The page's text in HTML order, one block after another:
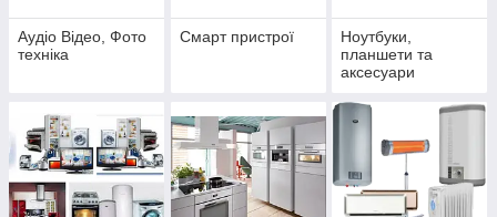
Аудіо Відео, Фото
техніка
Смарт пристрої
Ноутбуки,
планшети та
аксесуари